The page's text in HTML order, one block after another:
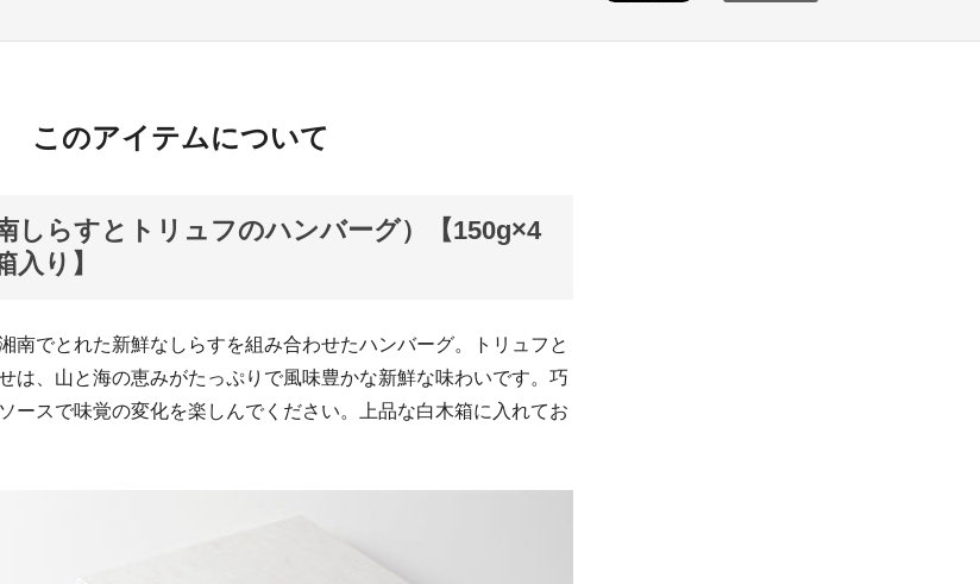
このアイテムについて
しらすとトリュフのハンバーグ）【150g×4
入り】
南でとれた新鮮なしらすを組み合わせたハンバーグ。トリュフと
は、山と海の恵みがたっぷりで風味豊かな新鮮な味わいです。巧
ースで味覚の変化を楽しんでください。上品な白木箱に入れてお